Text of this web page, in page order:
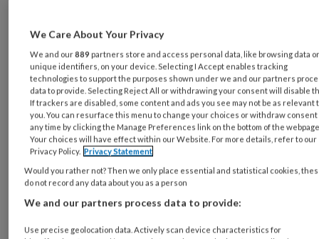
Een eerste historisch overzicht van de ziekten
bij mijnwerkers is van de Engelsman George
Rosen. In zijn standaardwerkThe history of
miners’ diseases1uit 1943 vermeldt hij een
onderzoek uit 1862: van 83 zieke mijnwerkers
lijden er 54 aan een longziekte. Kuborn
geciteerd door Rosen) vindt onder 470 zieke
Belgische mijnwerkers 74 met bloedarmoede.
Ook in een groep van 1518 mijnwerkers staat
anemie bovenaan: zietabel 1. Pas jaren later
We Care About Your Privacy
We and our889 partners store and access personal data, like browsing data
unique identifiers, on your device. Selecting I Accept enables tracking
technologies to support the purposes shown under we and our partners
data to provide. Selecting Reject All or withdrawing your consent will disable
If trackers are disabled, some content and ads you see may not be as relevant
you. You can resurface this menu to change your choices or withdraw consent
any time by clicking the Manage Preferences link on the bottom of the
Your choices will have effect within our Website. For more details, refer to our
Privacy Policy. Privacy Statement
Would you rather not? Then we only place essential and statistical cookies,
do not record any data about you as a person
We and our partners process data to provide:
Use precise geolocation data. Actively scan device characteristics for